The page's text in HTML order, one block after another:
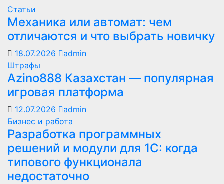
Статьи
Механика или автомат: чем
отличаются и что выбрать новичку
18.07.2026
admin
Штрафы
Azino888 Казахстан — популярная
игровая платформа
12.07.2026
admin
Бизнес и работа
Разработка программных
решений и модули для 1С: когда
типового функционала
недостаточно